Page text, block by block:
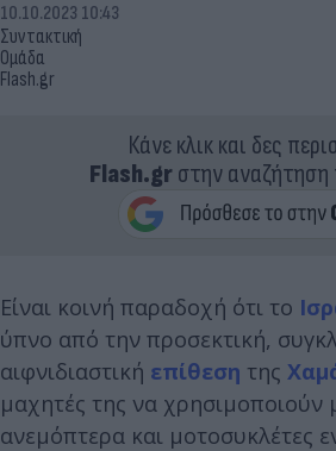
Συντακτική
Ομάδα
Flash.gr
10.10.2023 10:43
Κάνε κλικ και δες
Flash.grστην αναζήτηση
Είναι κοινή παραδοχή ότι το
ύπνο από την προσεκτική,
αιφνιδιαστική επίθεση της
μαχητές της να χρησιμοποιούν
ανεμόπτερα και μοτοσυκλέτες